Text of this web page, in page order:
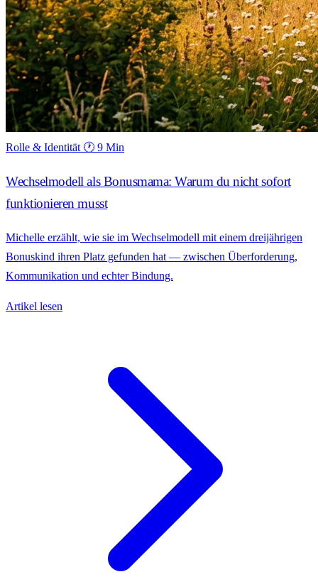
Rolle & Identität 🕐 9 Min
Wechselmodell als Bonusmama: Warum du nicht sofort
funktionieren musst
Michelle erzählt, wie sie im Wechselmodell mit einem dreijährigen
Bonuskind ihren Platz gefunden hat — zwischen Überforderung,
Kommunikation und echter Bindung.
Artikel lesen